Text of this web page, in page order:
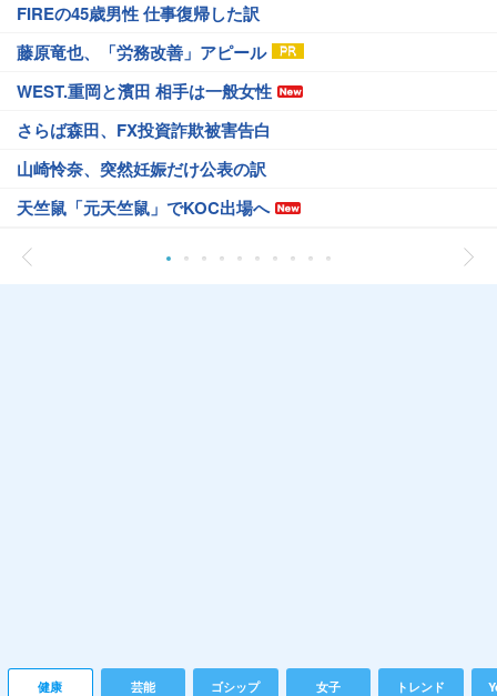
FIREの45歳男性 仕事復帰した訳
藤原竜也、「労務改善」アピール
WEST.重岡と濱田 相手は一般女性
さらば森田、FX投資詐欺被害告白
山崎怜奈、突然妊娠だけ公表の訳
天竺鼠「元天竺鼠」でKOC出場へ
健康 芸能 ゴシップ 女子 トレンド